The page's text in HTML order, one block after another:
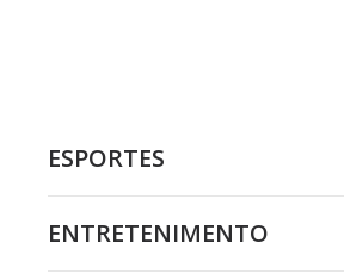
ESPORTES
ENTRETENIMENTO